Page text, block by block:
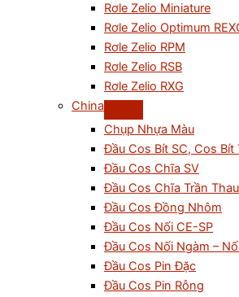
Rơle Zelio Miniature
Rơle Zelio Optimum
Rơle Zelio RPM
Rơle Zelio RSB
Rơle Zelio RXG
China
Chụp Nhựa Màu
Đầu Cos Bít SC, Cos Bít
Đầu Cos Chĩa SV
Đầu Cos Chĩa Trần
Đầu Cos Đồng Nhôm
Đầu Cos Nối CE-SP
Đầu Cos Nối Ngàm –
Đầu Cos Pin Đặc
Đầu Cos Pin Rỗng